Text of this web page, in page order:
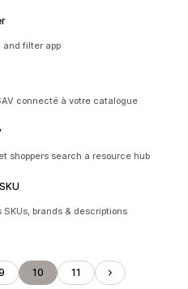
and filter app
connecté à votre catalogue
shoppers search a resource hub
brands & descriptions
10 11